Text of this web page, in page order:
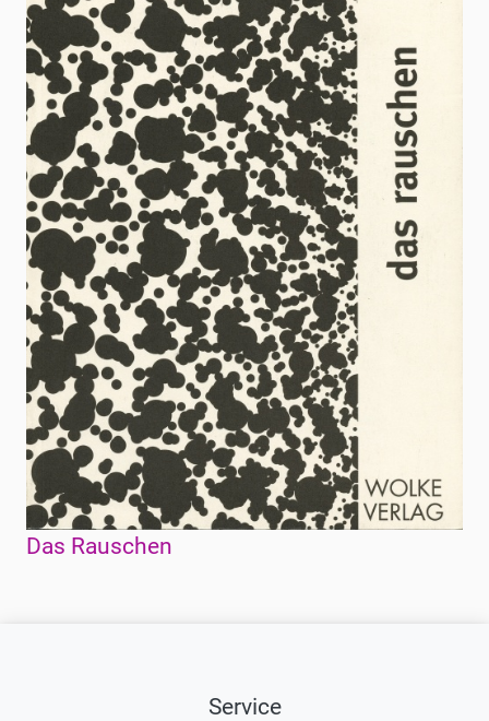
Das Rauschen
Service